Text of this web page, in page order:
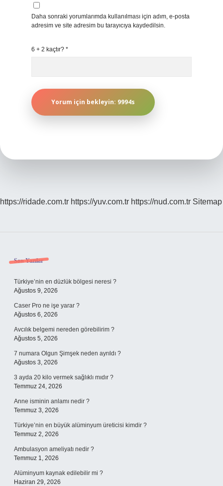
Daha sonraki yorumlarımda kullanılması için adım, e-posta
adresim ve site adresim bu tarayıcıya kaydedilsin.
6 + 2 kaçtır? *
https://ridade.com.tr https://yuv.com.tr https://nud.com.tr Sitemap
Sidebar
Son Yazılar
Türkiye’nin en düzlük bölgesi neresi ?
Ağustos 9, 2026
Caser Pro ne işe yarar ?
Ağustos 6, 2026
Avcılık belgemi nereden görebilirim ?
Ağustos 5, 2026
7 numara Olgun Şimşek neden ayrıldı ?
Ağustos 3, 2026
3 ayda 20 kilo vermek sağlıklı mıdır ?
Temmuz 24, 2026
Anne isminin anlamı nedir ?
Temmuz 3, 2026
Türkiye’nin en büyük alüminyum üreticisi kimdir ?
Temmuz 2, 2026
Ambulasyon ameliyatı nedir ?
Temmuz 1, 2026
Alüminyum kaynak edilebilir mi ?
Haziran 29, 2026